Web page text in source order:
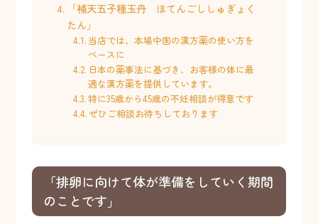
「補天五子種玉丹 ほてんごししゅぎょく
たん」
当店では、本場中国の漢方薬の使い方を
ベースに
日本の薬事法に基づき、お客様の体に最
適な漢方薬を提供しています。
特に35歳から45歳の不妊相談が得意です
ぜひご相談お待ちしております
「排卵に向けて体が準備をしていく期間
のことです」